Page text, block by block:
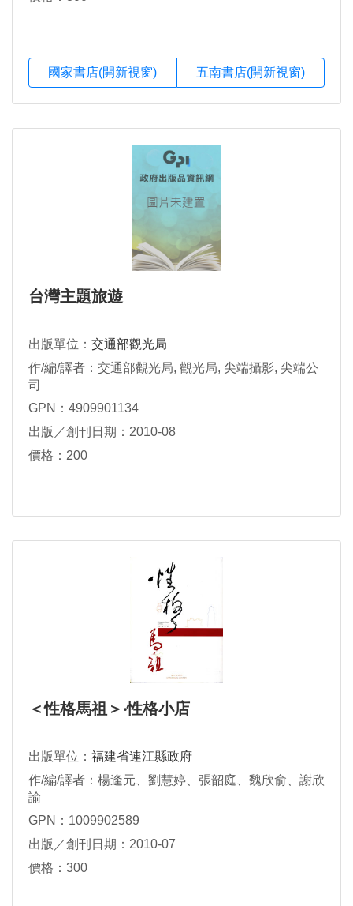
國家書店(開新視窗) 五南書店(開新視窗)
台灣主題旅遊
出版單位： 交通部觀光局
作/編/譯者：交通部觀光局, 觀光局, 尖端攝影, 尖端公
司
GPN：4909901134
出版／創刊日期：2010-08
價格：200
＜性格馬祖＞‧性格小店
出版單位： 福建省連江縣政府
作/編/譯者：楊逢元、劉慧婷、張韶庭、魏欣俞、謝欣
諭
GPN：1009902589
出版／創刊日期：2010-07
價格：300